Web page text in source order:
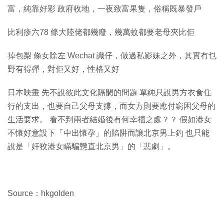
富，純靠好彩 政府收地，一夜致富果隻，俗稱既暴發戶
比利疹六78 條大陸佬都幾廢，幾萬蚊都要老母夾比佢
掉包梨 條女除左 Wechat 識仔，做過私影妹之外，其實冇乜
野有得彈，對佢又好，性格又好
日本映畫 先不說彼此文化隔閡的問題 單純只說男方衣食住
行的支出，也要自己父母支撐，而女方則要應付窮困父母的
生活要求。 看不到兩者結婚後有何幸福之處？？ 假如港女
不懷好意設下「中出懷孕」的陷阱而讓北京男上釣 也只能
說是「奸狡港女瞞騙戇直北京男」的「悲劇」。
Source：hkgolden